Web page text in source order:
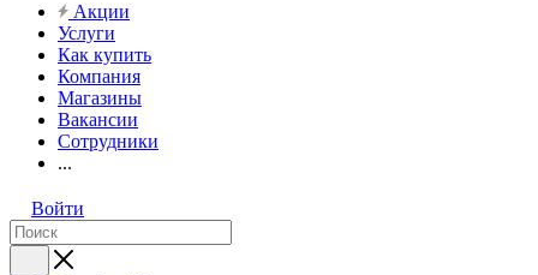
Акции
Услуги
Как купить
Компания
Магазины
Вакансии
Сотрудники
...
Войти